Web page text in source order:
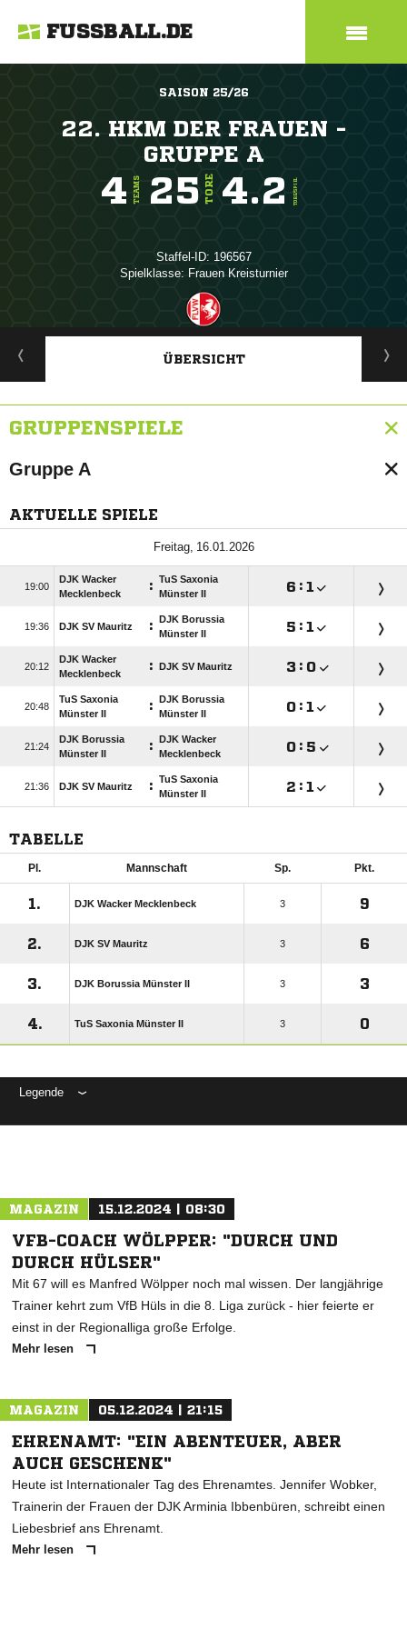
FUSSBALL.DE
SAISON 25/26
22. HKM DER FRAUEN -
GRUPPE A
4 TEAMS 25 TORE 4.2 TORE/SPIEL
Staffel-ID: 196567
Spielklasse: Frauen Kreisturnier
ANZEIGE
ÜBERSICHT
GRUPPENSPIELE
Gruppe A
AKTUELLE SPIELE
 

DJK Wacker
Mecklenbeck
: TuS Saxonia
Münster II
 : 
 DJK SV Mauritz : DJK Borussia
Münster II
 : 

DJK Wacker
Mecklenbeck
: DJK SV Mauritz  : 

TuS Saxonia
Münster II
: DJK Borussia
Münster II
 : 

DJK Borussia
Münster II
: DJK Wacker
Mecklenbeck
 : 
 DJK SV Mauritz : TuS Saxonia
Münster II
 : 
TABELLE
Pl. Mannschaft Sp. Pkt.
1. DJK Wacker Mecklenbeck 3 9
2. DJK SV Mauritz 3 6
3. DJK Borussia Münster II 3 3
4. TuS Saxonia Münster II 3 0
Legende
MAGAZIN 15.12.2024 | 08:30
VFB-COACH WÖLPPER: "DURCH UND
DURCH HÜLSER"
Mit 67 will es Manfred Wölpper noch mal wissen. Der langjährige
Trainer kehrt zum VfB Hüls in die 8. Liga zurück - hier feierte er
einst in der Regionalliga große Erfolge.
Mehr lesen
MAGAZIN 05.12.2024 | 21:15
EHRENAMT: "EIN ABENTEUER, ABER
AUCH GESCHENK"
Heute ist Internationaler Tag des Ehrenamtes. Jennifer Wobker,
Trainerin der Frauen der DJK Arminia Ibbenbüren, schreibt einen
Liebesbrief ans Ehrenamt.
Mehr lesen